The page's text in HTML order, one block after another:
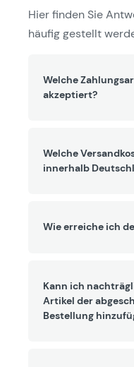
Hier finden Sie
häufig gestellt
Welche
akzeptiert?
Welche
innerhalb
Wie erreiche ich
Kann ich
Artikel der
Bestellung